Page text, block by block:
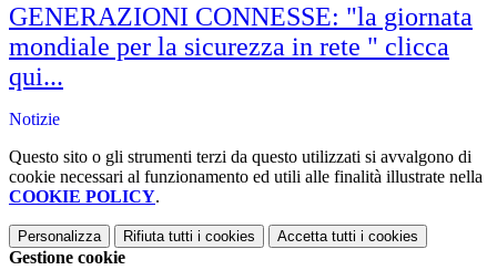
GENERAZIONI CONNESSE: "la giornata
mondiale per la sicurezza in rete " clicca
qui...
Notizie
Questo sito o gli strumenti terzi da questo utilizzati si avvalgono di
cookie necessari al funzionamento ed utili alle finalità illustrate nella
COOKIE POLICY.
Personalizza Rifiuta tutti i cookies Accetta tutti i cookies
Gestione cookie